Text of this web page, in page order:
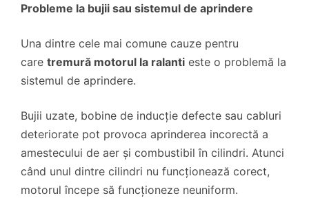
Probleme la bujii sau sistemul de aprindere
Una dintre cele mai comune cauze pentru
care tremură motorul la ralanti este o problemă la
sistemul de aprindere.
Bujii uzate, bobine de inducție defecte sau cabluri
deteriorate pot provoca aprinderea incorectă a
amestecului de aer și combustibil în cilindri. Atunci
când unul dintre cilindri nu funcționează corect,
motorul începe să funcționeze neuniform.